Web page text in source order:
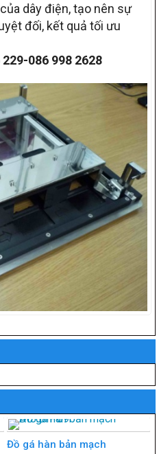
dây điện, tạo nên sự
đối, kết quả tối ưu
229-086 998 2628
Đồ gá hàn bản mạch